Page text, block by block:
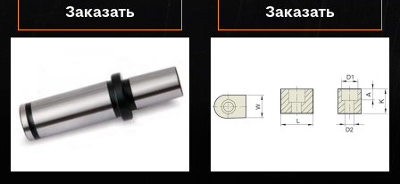
Заказать Заказать